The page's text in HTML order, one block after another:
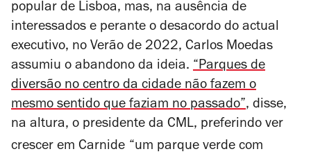
popular de Lisboa, mas, na ausência de
interessados e perante o desacordo do actual
executivo, no Verão de 2022, Carlos Moedas
assumiu o abandono da ideia. “Parques de
diversão no centro da cidade não fazem o
mesmo sentido que faziam no passado”, disse,
na altura, o presidente da CML, preferindo ver
crescer em Carnide
“um parque verde com